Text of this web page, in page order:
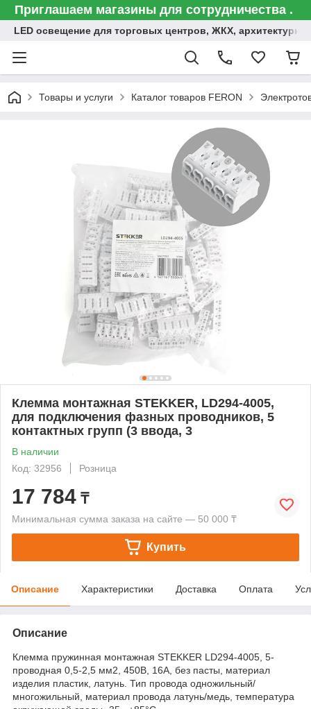
Приглашаем магазины для сотрудничества .
LED освещение для торговых центров, ЖКХ,
Товары и услуги Каталог товаров FERON
Клемма монтажная STEKKER, LD294-4005,
для подключения фазных проводников, 5
контактных групп (3 ввода, 3
В наличии
Код: 32956
Розница
17 784 ₸
Минимальная сумма заказа на сайте — 50 000 ₸
Купить
Описание Характеристики Доставка Оплата
Описание
Клемма пружинная монтажная STEKKER LD294-4005, 5-
проводная 0,5-2,5 мм2, 450В, 16А, без пасты, материал
изделия пластик, латунь. Тип провода одножильный/
многожильный, материал провода латунь/медь, температура